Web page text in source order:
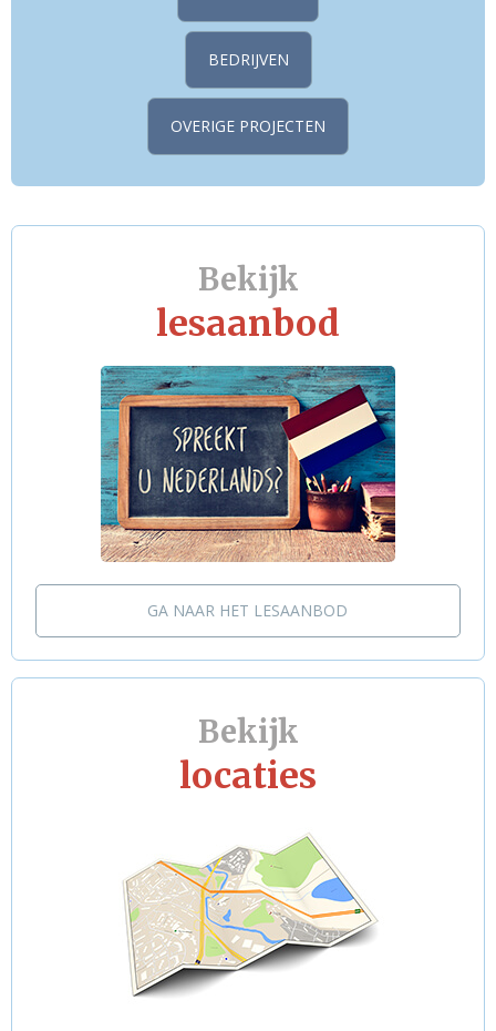
BEDRIJVEN
OVERIGE PROJECTEN
Bekijk
lesaanbod
GA NAAR HET LESAANBOD
Bekijk
locaties